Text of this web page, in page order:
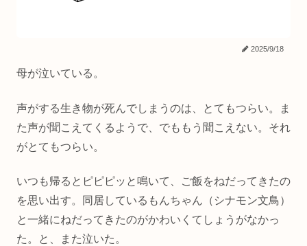
2025/9/18
母が泣いている。
声がする生き物が死んでしまうのは、とてもつらい。ま
た声が聞こえてくるようで、でももう聞こえない。それ
がとてもつらい。
いつも帰るとピピピッと鳴いて、ご飯をねだってきたの
を思い出す。同居しているもんちゃん（シナモン文鳥）
と一緒にねだってきたのがかわいくてしょうがなかっ
た。と、また泣いた。